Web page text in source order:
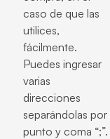
caso de que las
utilices,
fácilmente.
Puedes ingresar
varias
direcciones
separándolas por
punto y coma “;”.